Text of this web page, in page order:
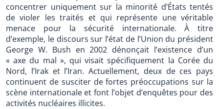
concentrer uniquement sur la minorité d’États tentés
de violer les traités et qui représente une véritable
menace pour la sécurité internationale. À titre
d’exemple, le discours sur l’état de l’Union du président
George W. Bush en 2002 dénonçait l’existence d’un
« axe du mal », qui visait spécifiquement la Corée du
Nord, l’Irak et l’Iran. Actuellement, deux de ces pays
continuent de susciter de fortes préoccupations sur la
scène internationale et font l’objet d’enquêtes pour des
activités nucléaires illicites.